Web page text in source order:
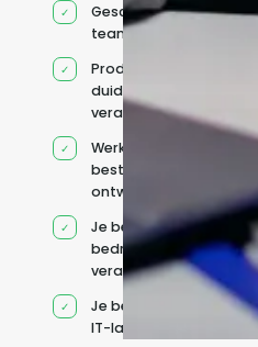
Geschikt voor hybride
teams
Productcontext en
duidelijke
verantwoordelijkheden
Werkt binnen jouw
bestaande
ontwikkelteam
Je behoudt jouw
bedrijfs- en IT-
verantwoordelijkheden
Je beheert jouw eigen
IT-landschap